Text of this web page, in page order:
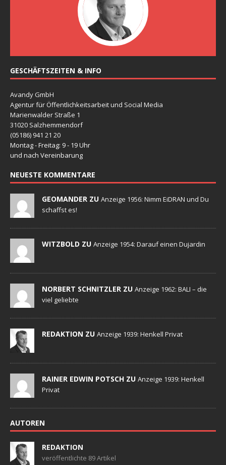
GESCHÄFTSZEITEN & INFO
Avandy GmbH
Agentur für Öffentlichkeitsarbeit und Social Media
Marienwalder Straße 1
31020 Salzhemmendorf
(05186) 941 21 20
Montag - Freitag: 9 - 19 Uhr
und nach Vereinbarung
NEUESTE KOMMENTARE
GEOMANDER ZU Anzeige 1956: Nimm EiDRAN und Du
schaffst es!
WITZBOLD ZU Anzeige 1954: Darauf einen Dujardin
NORBERT SCHNITZLER ZU Anzeige 1962: BALI – die
viel geliebte
REDAKTION ZU Anzeige 1939: Henkell Privat
RAINER EDWIN POTSCH ZU Anzeige 1939: Henkell
Privat
AUTOREN
REDAKTION
veröffentlichte 89 Artikel